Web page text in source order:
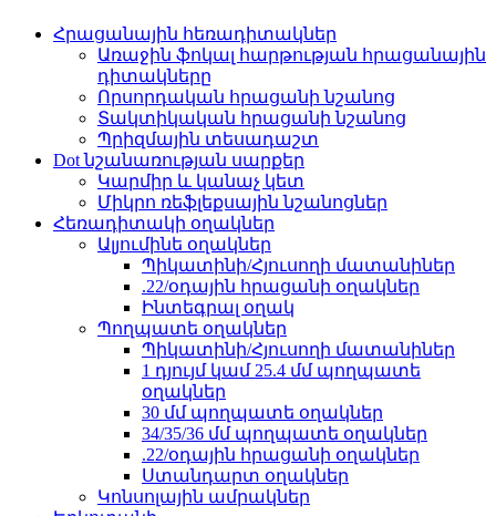
Հրացանային հեռադիտակներ
Առաջին ֆոկալ հարթության հրացանային
դիտակները
Որսորդական հրացանի նշանոց
Տակտիկական հրացանի նշանոց
Պրիզմային տեսադաշտ
Dot նշանառության սարքեր
Կարմիր և կանաչ կետ
Միկրո ռեֆլեքսային նշանոցներ
Հեռադիտակի օղակներ
Ալյումինե օղակներ
Պիկատինի/Հյուսողի մատանիներ
.22/օդային հրացանի օղակներ
Ինտեգրալ օղակ
Պողպատե օղակներ
Պիկատինի/Հյուսողի մատանիներ
1 դյույմ կամ 25.4 մմ պողպատե
օղակներ
30 մմ պողպատե օղակներ
34/35/36 մմ պողպատե օղակներ
.22/օդային հրացանի օղակներ
Ստանդարտ օղակներ
Կոնսոլային ամրակներ